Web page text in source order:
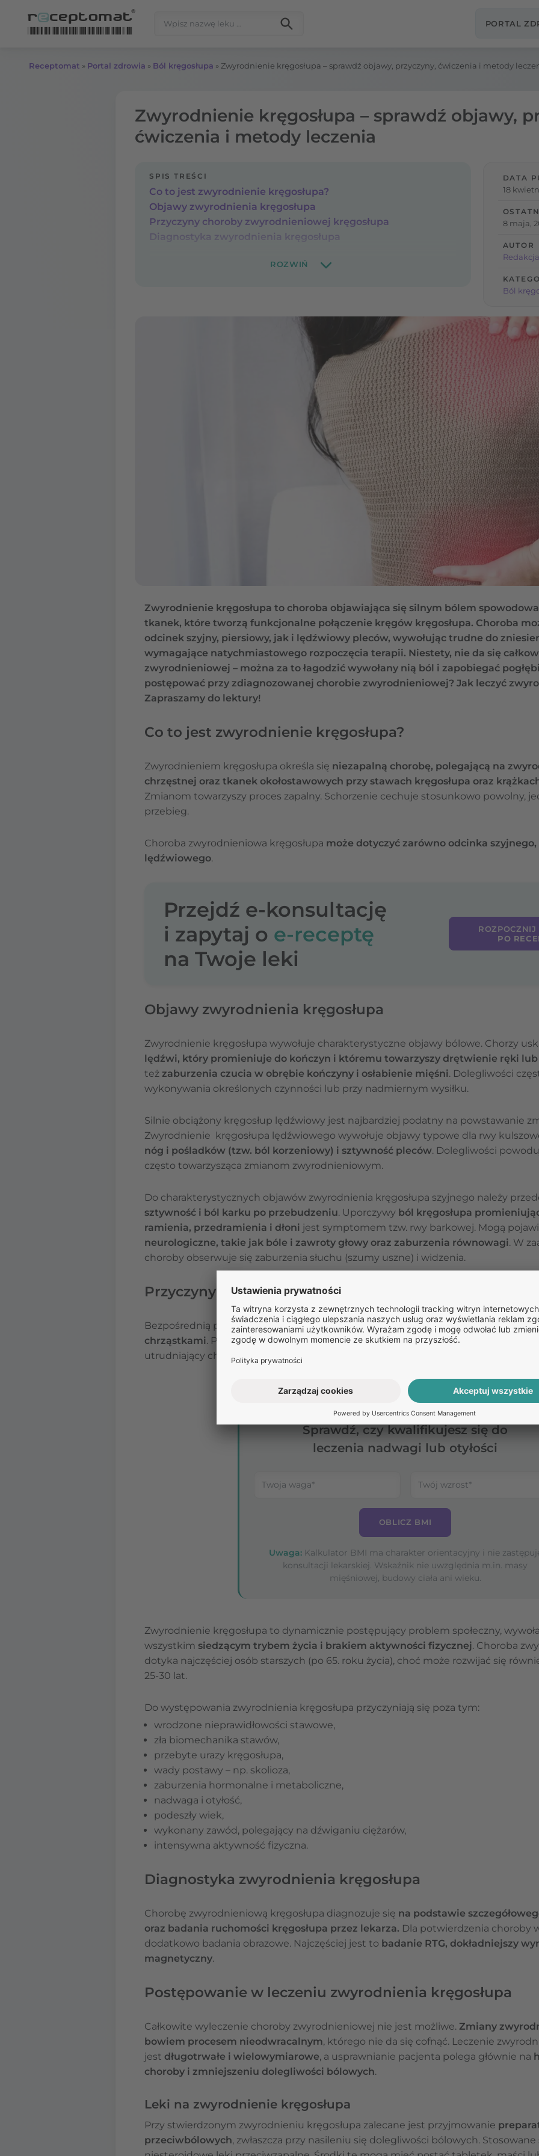
PORTAL
Receptomat » Portal zdrowia » Ból kręgosłupa » Zwyrodnienie kręgosłupa – sprawdź objawy, przyczyny, ćwiczenia i metody
Zwyrodnienie kręgosłupa – sprawdź objawy,
ćwiczenia i metody leczenia
SPIS TREŚCI
Co to jest zwyrodnienie kręgosłupa?
Objawy zwyrodnienia kręgosłupa
Przyczyny choroby zwyrodnieniowej kręgosłupa
Diagnostyka zwyrodnienia kręgosłupa
DATA
18
8 maja,
AUTOR
Ból
Zwyrodnienie kręgosłupa to choroba objawiająca się silnym bólem
tkanek, które tworzą funkcjonalne połączenie kręgów kręgosłupa. Choroba
odcinek szyjny, piersiowy, jak i lędźwiowy pleców, wywołując trudne do
wymagające natychmiastowego rozpoczęcia terapii. Niestety, nie da się
zwyrodnieniowej – można za to łagodzić wywołany nią ból i zapobiegać
postępować przy zdiagnozowanej chorobie zwyrodnieniowej? Jak leczyć
Zapraszamy do lektury!
Co to jest zwyrodnienie kręgosłupa?
Zwyrodnieniem kręgosłupa określa się niezapalną chorobę, polegającą na
chrzęstnej oraz tkanek okołostawowych przy stawach kręgosłupa oraz
Zmianom towarzyszy proces zapalny. Schorzenie cechuje stosunkowo powolny,
przebieg.
Choroba zwyrodnieniowa kręgosłupa może dotyczyć zarówno odcinka
lędźwiowego.
Przejdź e-konsultację
i zapytaj o e-receptę
na Twoje leki
ROZPOCZNIJ
PO
Objawy zwyrodnienia kręgosłupa
Zwyrodnienie kręgosłupa wywołuje charakterystyczne objawy bólowe. Chorzy
lędźwi, który promieniuje do kończyn i któremu towarzyszy drętwienie ręki
też zaburzenia czucia w obrębie kończyny i osłabienie mięśni. Dolegliwości
wykonywania określonych czynności lub przy nadmiernym wysiłku.
Silnie obciążony kręgosłup lędźwiowy jest najbardziej podatny na powstawanie
Zwyrodnienie kręgosłupa lędźwiowego wywołuje objawy typowe dla rwy
nóg i pośladków (tzw. ból korzeniowy) i sztywność pleców. Dolegliwości
często towarzysząca zmianom zwyrodnieniowym.
Do charakterystycznych objawów zwyrodnienia kręgosłupa szyjnego należy
sztywność i ból karku po przebudzeniu. Uporczywy ból kręgosłupa
ramienia, przedramienia i dłoni jest symptomem tzw. rwy barkowej. Mogą
neurologiczne, takie jak bóle i zawroty głowy oraz zaburzenia równowagi. W
choroby obserwuje się zaburzenia słuchu (szumy uszne) i widzenia.
Przyczyny choroby zwyrodnieniowej kręgosłupa
Bezpośrednią przyczyną choroby zwyrodnieniowej kręgosłupa jestbrak mazi
chrząstkami. Prowadzi to do ichstopniowego ścierania się, co wywołuje
utrudniający choremu normalny ruch.
Obliczswoje BMI
Sprawdź, czy kwalifikujesz się do
leczenia nadwagi lub otyłości
OBLICZ BMI
Uwaga:Kalkulator BMI ma charakter orientacyjny i nie
konsultacji lekarskiej. Wskaźnik nie uwzględnia m.in. masy
mięśniowej, budowy ciała ani wieku.
Zwyrodnienie kręgosłupa to dynamicznie postępujący problem społeczny,
wszystkim siedzącym trybem życia i brakiem aktywności fizycznej. Choroba
dotyka najczęściej osób starszych (po 65. roku życia), choć może rozwijać się
25-30 lat.
Do występowania zwyrodnienia kręgosłupa przyczyniają się poza tym:
wrodzone nieprawidłowości stawowe,
zła biomechanika stawów,
przebyte urazy kręgosłupa,
wady postawy – np. skolioza,
zaburzenia hormonalne i metaboliczne,
nadwaga i otyłość,
podeszły wiek,
wykonany zawód, polegający na dźwiganiu ciężarów,
intensywna aktywność fizyczna.
Diagnostyka zwyrodnienia kręgosłupa
Chorobę zwyrodnieniową kręgosłupa diagnozuje się na podstawie
oraz badania ruchomości kręgosłupa przez lekarza. Dla potwierdzenia choroby
dodatkowo badania obrazowe. Najczęściej jest to badanie RTG, dokładniejszy
magnetyczny.
Postępowanie w leczeniu zwyrodnienia kręgosłupa
Całkowite wyleczenie choroby zwyrodnieniowej nie jest możliwe. Zmiany
bowiem procesem nieodwracalnym, którego nie da się cofnąć. Leczenie
jest długotrwałe i wielowymiarowe, a usprawnianie pacjenta polega głównie na
choroby i zmniejszeniu dolegliwości bólowych.
Leki na zwyrodnienie kręgosłupa
Przy stwierdzonym zwyrodnieniu kręgosłupa zalecane jest przyjmowanie
przeciwbólowych, zwłaszcza przy nasileniu się dolegliwości bólowych.